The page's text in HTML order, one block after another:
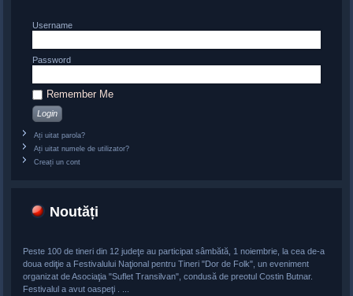
Username
Password
Remember Me
Ați uitat parola?
Ați uitat numele de utilizator?
Creați un cont
Noutăți
Peste 100 de tineri din 12 judeţe au participat sâmbătă, 1 noiembrie, la cea de-a
doua ediţie a Festivalului Naţional pentru Tineri "Dor de Folk", un eveniment
organizat de Asociaţia "Suflet Transilvan", condusă de preotul Costin Butnar.
Festivalul a avut oaspeţi . ...